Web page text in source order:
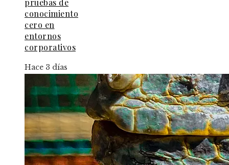
pruebas de
conocimiento
cero en
entornos
corporativos
Hace 3 días